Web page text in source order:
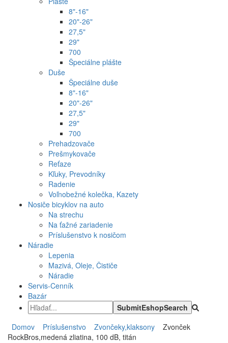
8"-16"
20"-26"
27,5"
29"
700
Špeciálne plášte
Duše
Špeciálne duše
8"-16"
20"-26"
27,5"
29"
700
Prehadzovače
Prešmykovače
Reťaze
Kľuky, Prevodníky
Radenie
Voľnobežné kolečka, Kazety
Nosiče bicyklov na auto
Na strechu
Na ťažné zariadenie
Príslušenstvo k nosičom
Náradie
Lepenia
Mazivá, Oleje, Čističe
Náradie
Servis-Cenník
Bazár
Domov Príslušenstvo Zvončeky,klaksony
Zvonček
RockBros,medená zliatina, 100 dB, titán